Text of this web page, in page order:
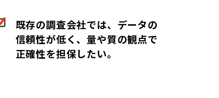
既存の調査会社では、データの
信頼性が低く、量や質の観点で
正確性を担保したい。